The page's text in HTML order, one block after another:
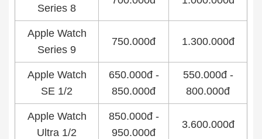
Series 8
Apple Watch
Series 9
750.000đ 1.300.000đ
Apple Watch
SE 1/2
650.000đ -
850.000đ
550.000đ -
800.000đ
Apple Watch
Ultra 1/2
850.000đ -
950.000đ
3.600.000đ